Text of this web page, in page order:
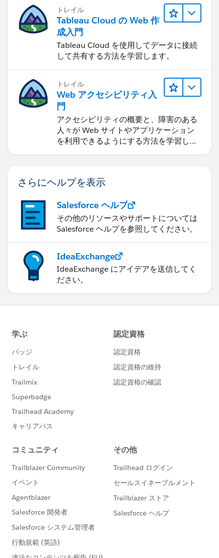
トレイル
Tableau Cloud の Web 作
成入門
Tableau Cloud を使用してデータに接続
して共有する方法を学習します。
トレイル
Web アクセシビリティ入
門
アクセシビリティの概要と、障害のある
人々が Web サイトやアプリケーション
を利用できるようにする方法を学習しま
さらにヘルプを表示
Salesforce ヘルプ
その他のリソースやサポートについては
Salesforce ヘルプを参照してください。
IdeaExchange
IdeaExchange にアイデアを送信してく
ださい。